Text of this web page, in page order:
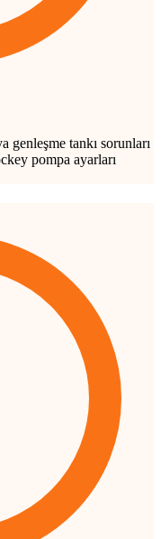
genleşme tankı sorunları
pompa ayarları